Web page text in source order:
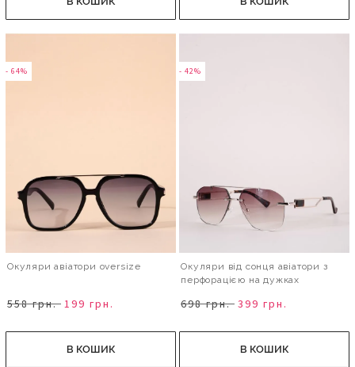
- 64%
Окуляри авіатори oversize
558 грн. 199 грн.
В КОШИК
- 42%
Окуляри від сонця авіатори з
перфорацією на дужках
698 грн. 399 грн.
В КОШИК